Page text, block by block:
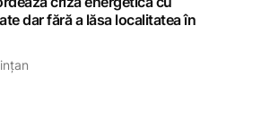
dar fără a lăsa localitatea în